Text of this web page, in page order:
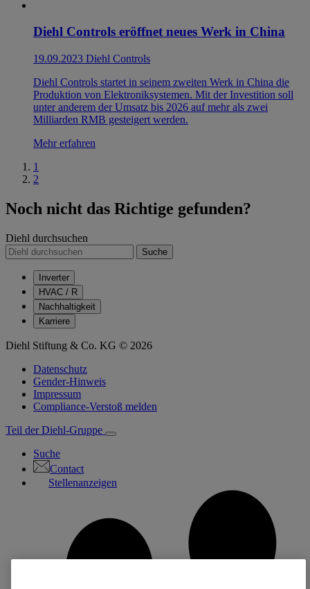
Diehl Controls eröffnet neues Werk in China
19.09.2023 Diehl Controls
Diehl Controls startet in seinem zweiten Werk in China die
Produktion von Elektroniksystemen. Mit der Investition soll
unter anderem der Umsatz bis 2026 auf mehr als zwei
Milliarden RMB gesteigert werden.
Mehr erfahren
1
2
Noch nicht das Richtige gefunden?
Diehl durchsuchen
Suche
Inverter
HVAC / R
Nachhaltigkeit
Karriere
Diehl Stiftung & Co. KG © 2026
Datenschutz
Gender-Hinweis
Impressum
Compliance-Verstoß melden
Teil der Diehl-Gruppe
Suche
Contact
Stellenanzeigen